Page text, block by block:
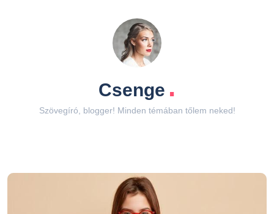
Csenge .
Szövegíró, blogger! Minden témában tőlem neked!